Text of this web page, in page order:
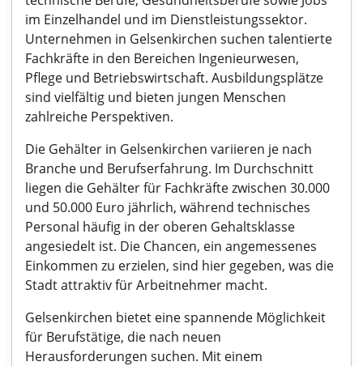
im Einzelhandel und im Dienstleistungssektor.
Unternehmen in Gelsenkirchen suchen talentierte
Fachkräfte in den Bereichen Ingenieurwesen,
Pflege und Betriebswirtschaft. Ausbildungsplätze
sind vielfältig und bieten jungen Menschen
zahlreiche Perspektiven.
Die Gehälter in Gelsenkirchen variieren je nach
Branche und Berufserfahrung. Im Durchschnitt
liegen die Gehälter für Fachkräfte zwischen 30.000
und 50.000 Euro jährlich, während technisches
Personal häufig in der oberen Gehaltsklasse
angesiedelt ist. Die Chancen, ein angemessenes
Einkommen zu erzielen, sind hier gegeben, was die
Stadt attraktiv für Arbeitnehmer macht.
Gelsenkirchen bietet eine spannende Möglichkeit
für Berufstätige, die nach neuen
Herausforderungen suchen. Mit einem